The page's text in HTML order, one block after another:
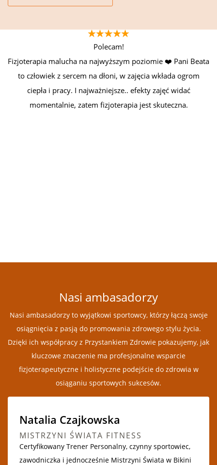
Polecam!
Fizjoterapia malucha na najwyższym poziomie ❤️ Pani Beata
to człowiek z sercem na dłoni, w zajęcia wkłada ogrom
ciepła i pracy. I najważniejsze.. efekty zajęć widać
momentalnie, zatem fizjoterapia jest skuteczna.
Nasi ambasadorzy
Nasi ambasadorzy to wyjątkowi sportowcy, którzy łączą swoje
osiągnięcia z pasją do promowania zdrowego stylu życia.
Dzięki ich współpracy z Przystankiem Zdrowie pokazujemy, jak
kluczowe znaczenie ma profesjonalne wsparcie
fizjoterapeutyczne i holistyczne podejście do zdrowia w
osiąganiu sportowych sukcesów.
Natalia Czajkowska
MISTRZYNI ŚWIATA FITNESS
Certyfikowany Trener Personalny, czynny sportowiec,
zawodniczka i jednocześnie Mistrzyni Świata w Bikini